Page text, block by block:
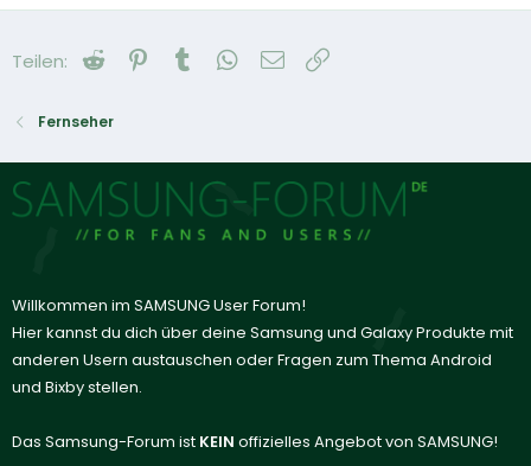
Teilen: Reddit Pinterest
Tumblr WhatsApp
E-Mail
Fernseher
Willkommen im SAMSUNG User Forum!
Hier kannst du dich über deine Samsung und Galaxy Produkte mit
anderen Usern austauschen oder Fragen zum Thema Android
und Bixby stellen.
Das Samsung-Forum ist KEIN offizielles Angebot von SAMSUNG!